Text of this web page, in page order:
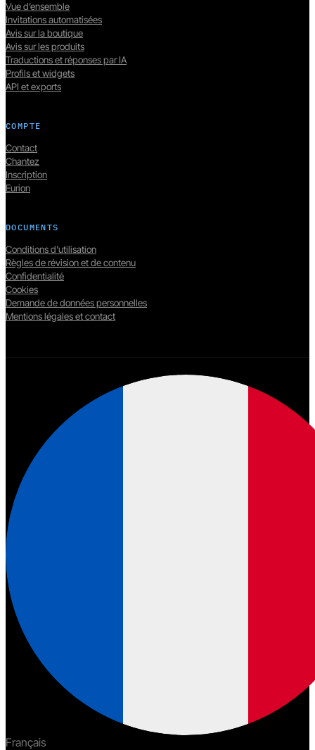
Vue d’ensemble
Invitations automatisées
Avis sur la boutique
Avis sur les produits
Traductions et réponses par IA
Profils et widgets
API et exports
COMPTE
Contact
Chantez
Inscription
Eurion
DOCUMENTS
Conditions d'utilisation
Règles de révision et de contenu
Confidentialité
Cookies
Demande de données personnelles
Mentions légales et contact
Français